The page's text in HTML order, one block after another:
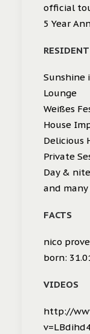
official
5 Year
Sunshine
Lounge
Weißes
House
Delicious
Private
Day &
and many
FACTS
nico
born:
VIDEOS
http://